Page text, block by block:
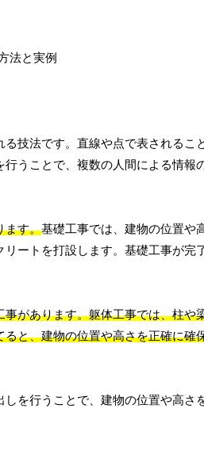
技法です。直線や点で表される
うことで、複数の人間による情
ます。基礎工事では、建物の位置や
ートを打設します。基礎工事が
があります。躯体工事では、柱
と、建物の位置や高さを正確に
を行うことで、建物の位置や高